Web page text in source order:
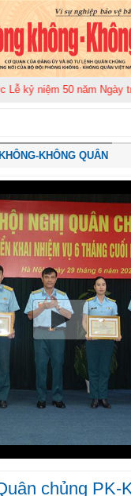
Ngày truyền thống
KHÔNG QUÂN
chủng PK-